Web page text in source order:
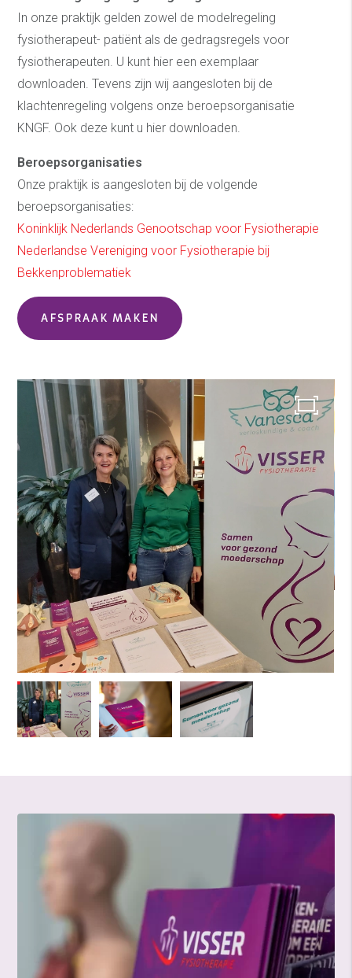
In onze praktijk gelden zowel de modelregeling
fysiotherapeut- patiënt als de gedragsregels voor
fysiotherapeuten. U kunt hier een exemplaar
downloaden. Tevens zijn wij aangesloten bij de
klachtenregeling volgens onze beroepsorganisatie
KNGF. Ook deze kunt u hier downloaden.
Beroepsorganisaties
Onze praktijk is aangesloten bij de volgende
beroepsorganisaties:
Koninklijk Nederlands Genootschap voor Fysiotherapie
Nederlandse Vereniging voor Fysiotherapie bij
Bekkenproblematiek
AFSPRAAK MAKEN